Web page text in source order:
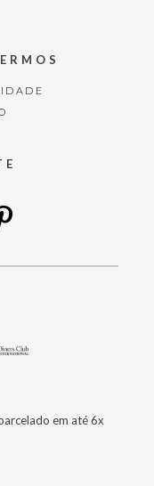
em até 6x